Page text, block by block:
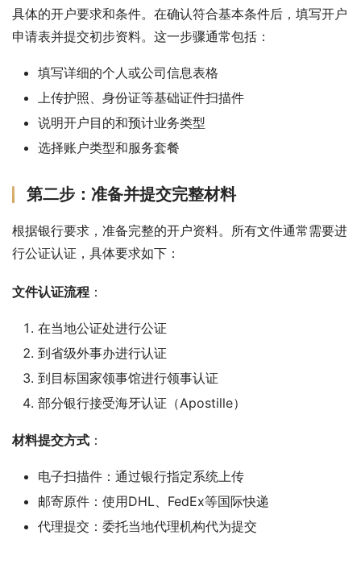
具体的开户要求和条件。在确认符合基本条件后，填写开户
申请表并提交初步资料。这一步骤通常包括：
填写详细的个人或公司信息表格
上传护照、身份证等基础证件扫描件
说明开户目的和预计业务类型
选择账户类型和服务套餐
第二步：准备并提交完整材料
根据银行要求，准备完整的开户资料。所有文件通常需要进
行公证认证，具体要求如下：
文件认证流程 ：
在当地公证处进行公证
到省级外事办进行认证
到目标国家领事馆进行领事认证
部分银行接受海牙认证（Apostille）
材料提交方式 ：
电子扫描件：通过银行指定系统上传
邮寄原件：使用DHL、FedEx等国际快递
代理提交：委托当地代理机构代为提交